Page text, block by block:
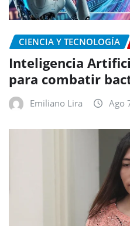
CIENCIA Y TECNOLOGÍA
Inteligencia
para combatir
Emiliano Lira Ago